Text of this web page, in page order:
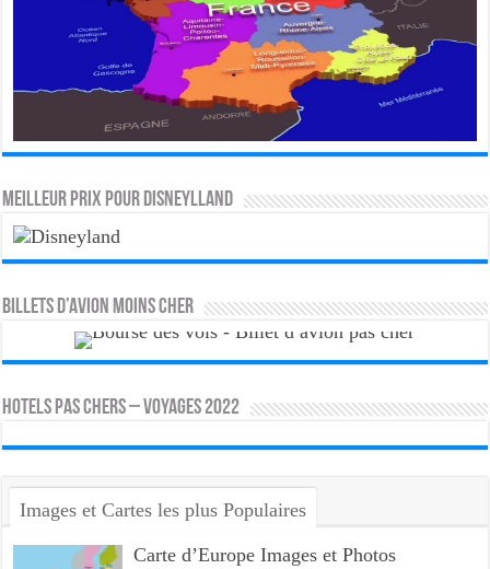
MEILLEUR PRIX POUR DISNEYLLAND
Billets d’avion moins cher
HOTELS PAS CHERS – VOYAGES 2022
Images et Cartes les plus Populaires
Carte d’Europe Images et Photos